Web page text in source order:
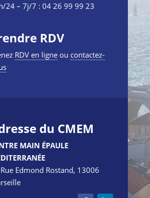
24 – 7j/7 : 04 26 99 99 23
RDV
RDV en ligneou contactez-
du CMEM
MAIN ÉPAULE
Edmond Rostand, 13006